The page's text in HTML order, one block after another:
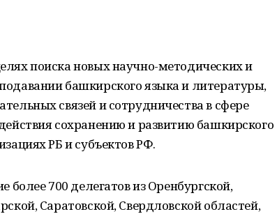
поиска новых научно-методических и
башкирского языка и литературы,
связей и сотрудничества в сфере
сохранению и развитию башкирского
РБ и субъектов РФ.
более 700 делегатов из Оренбургской,
Саратовской, Свердловской областей,